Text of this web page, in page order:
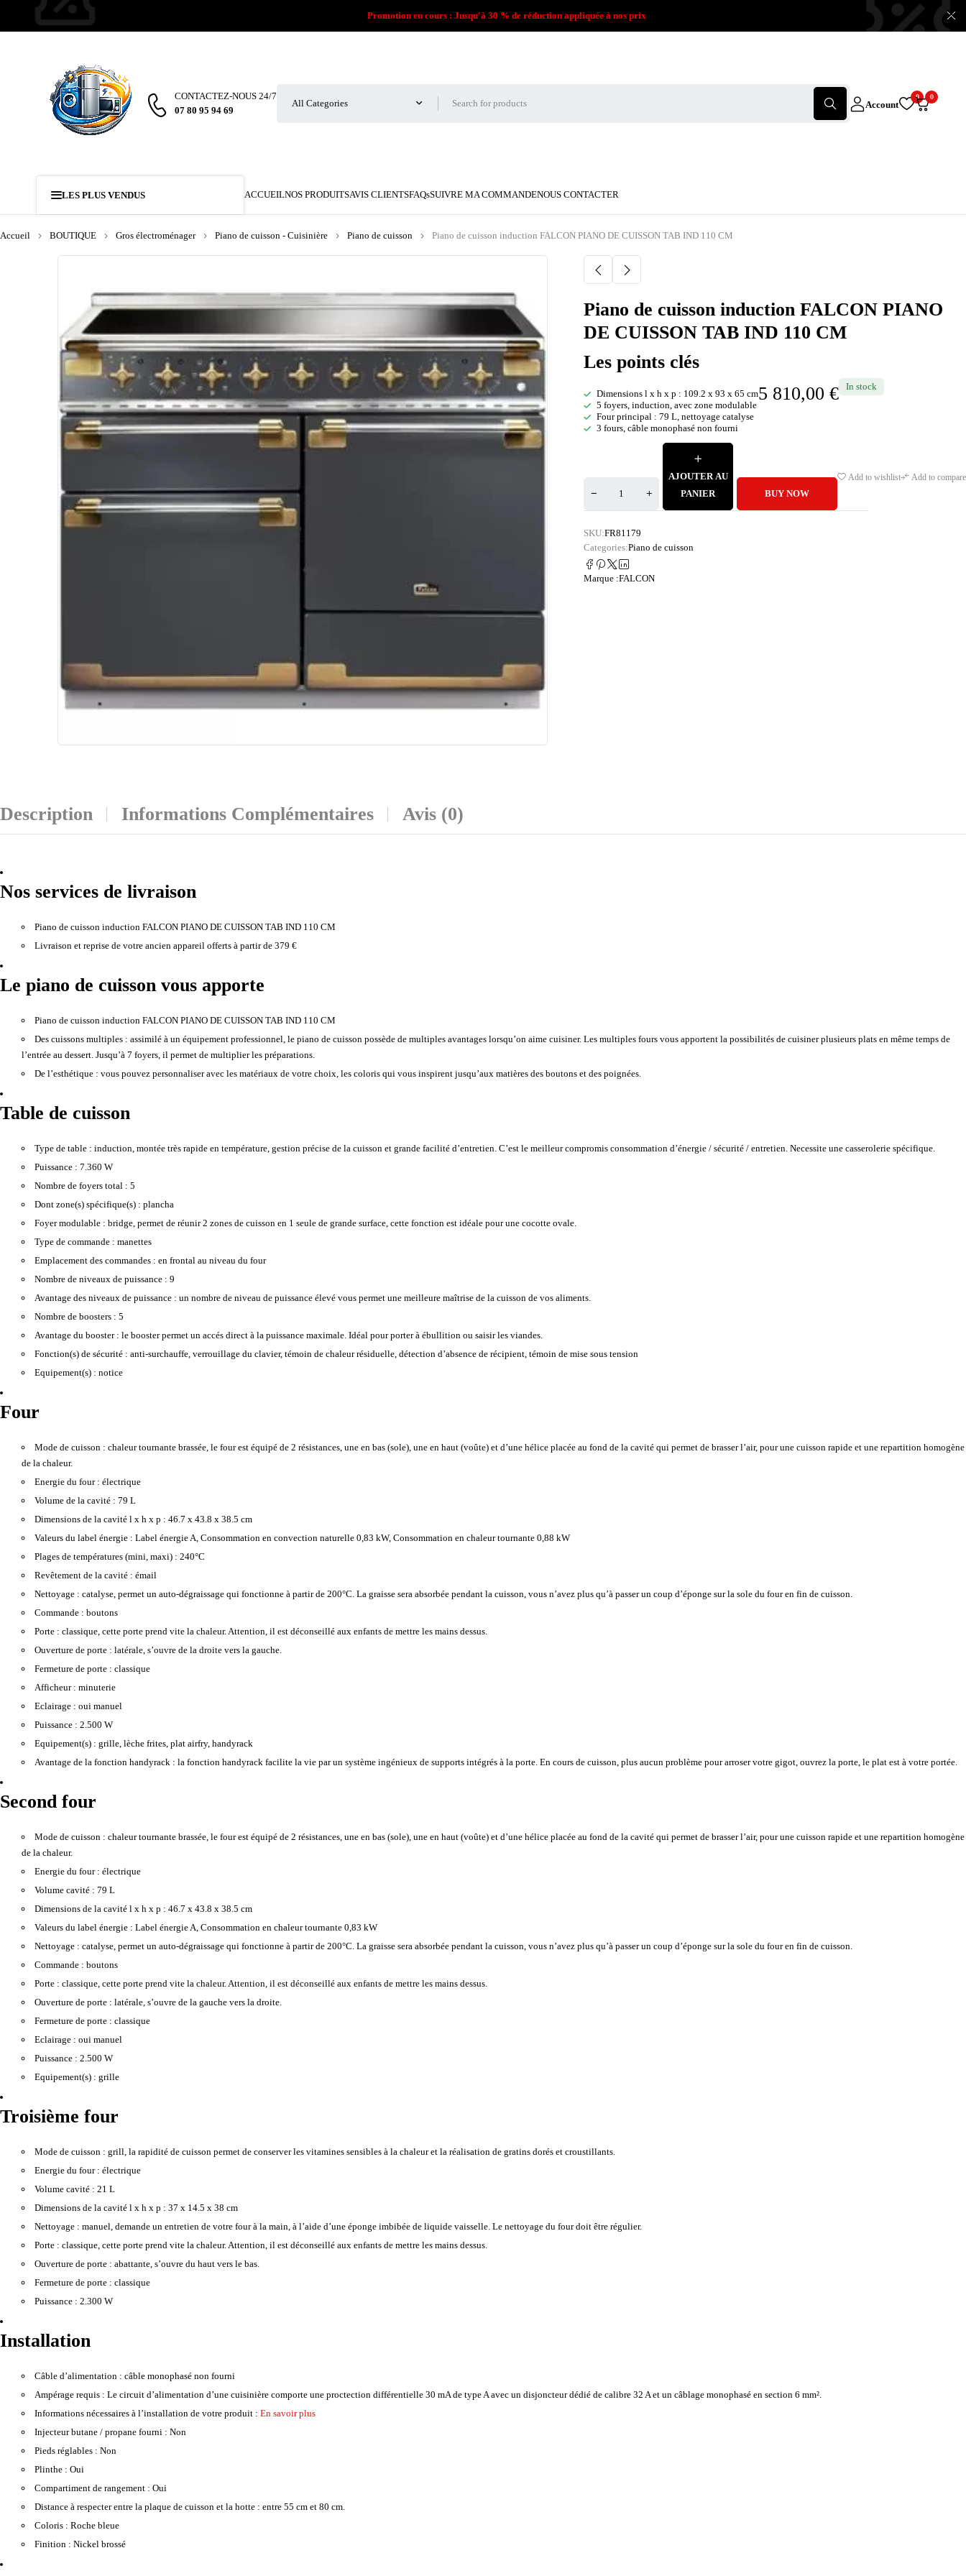
Promotion en cours : Jusqu'à 30 % de réduction appliquée à nos prix
CONTACTEZ-NOUS 24/7
07 80 95 94 69
Account
0 0
LES PLUS VENDUS ACCUEILNOS PRODUITSAVIS CLIENTSFAQsSUIVRE MA COMMANDENOUS CONTACTER
Accueil BOUTIQUE Gros électroménager Piano de cuisson - Cuisinière Piano de cuisson Piano de cuisson induction FALCON PIANO DE CUISSON TAB IND 110 CM
Piano de cuisson induction FALCON PIANO
DE CUISSON TAB IND 110 CM
Les points clés
Dimensions l x h x p : 109.2 x 93 x 65 cm
5 foyers, induction, avec zone modulable
Four principal : 79 L, nettoyage catalyse
3 fours, câble monophasé non fourni
5 810,00 € In stock
AJOUTER AU
PANIER
BUY NOW
Add to wishlist Add to compare
SKU:FR81179
Categories:Piano de cuisson
Marque :FALCON
Description Informations Complémentaires Avis (0)
Nos services de livraison
Piano de cuisson induction FALCON PIANO DE CUISSON TAB IND 110 CM
Livraison et reprise de votre ancien appareil offerts à partir de 379 €
Le piano de cuisson vous apporte
Piano de cuisson induction FALCON PIANO DE CUISSON TAB IND 110 CM
Des cuissons multiples : assimilé à un équipement professionnel, le piano de cuisson possède de multiples avantages lorsqu’on aime cuisiner. Les multiples fours vous apportent la possibilités de cuisiner plusieurs plats en même temps de
l’entrée au dessert. Jusqu’à 7 foyers, il permet de multiplier les préparations.
De l’esthétique : vous pouvez personnaliser avec les matériaux de votre choix, les coloris qui vous inspirent jusqu’aux matières des boutons et des poignées.
Table de cuisson
Type de table : induction, montée très rapide en température, gestion précise de la cuisson et grande facilité d’entretien. C’est le meilleur compromis consommation d’énergie / sécurité / entretien. Necessite une casserolerie spécifique.
Puissance : 7.360 W
Nombre de foyers total : 5
Dont zone(s) spécifique(s) : plancha
Foyer modulable : bridge, permet de réunir 2 zones de cuisson en 1 seule de grande surface, cette fonction est idéale pour une cocotte ovale.
Type de commande : manettes
Emplacement des commandes : en frontal au niveau du four
Nombre de niveaux de puissance : 9
Avantage des niveaux de puissance : un nombre de niveau de puissance élevé vous permet une meilleure maîtrise de la cuisson de vos aliments.
Nombre de boosters : 5
Avantage du booster : le booster permet un accés direct à la puissance maximale. Idéal pour porter à ébullition ou saisir les viandes.
Fonction(s) de sécurité : anti-surchauffe, verrouillage du clavier, témoin de chaleur résiduelle, détection d’absence de récipient, témoin de mise sous tension
Equipement(s) : notice
Four
Mode de cuisson : chaleur tournante brassée, le four est équipé de 2 résistances, une en bas (sole), une en haut (voûte) et d’une hélice placée au fond de la cavité qui permet de brasser l’air, pour une cuisson rapide et une repartition homogène
de la chaleur.
Energie du four : électrique
Volume de la cavité : 79 L
Dimensions de la cavité l x h x p : 46.7 x 43.8 x 38.5 cm
Valeurs du label énergie : Label énergie A, Consommation en convection naturelle 0,83 kW, Consommation en chaleur tournante 0,88 kW
Plages de températures (mini, maxi) : 240°C
Revêtement de la cavité : émail
Nettoyage : catalyse, permet un auto-dégraissage qui fonctionne à partir de 200°C. La graisse sera absorbée pendant la cuisson, vous n’avez plus qu’à passer un coup d’éponge sur la sole du four en fin de cuisson.
Commande : boutons
Porte : classique, cette porte prend vite la chaleur. Attention, il est déconseillé aux enfants de mettre les mains dessus.
Ouverture de porte : latérale, s’ouvre de la droite vers la gauche.
Fermeture de porte : classique
Afficheur : minuterie
Eclairage : oui manuel
Puissance : 2.500 W
Equipement(s) : grille, lèche frites, plat airfry, handyrack
Avantage de la fonction handyrack : la fonction handyrack facilite la vie par un système ingénieux de supports intégrés à la porte. En cours de cuisson, plus aucun problème pour arroser votre gigot, ouvrez la porte, le plat est à votre portée.
Second four
Mode de cuisson : chaleur tournante brassée, le four est équipé de 2 résistances, une en bas (sole), une en haut (voûte) et d’une hélice placée au fond de la cavité qui permet de brasser l’air, pour une cuisson rapide et une repartition homogène
de la chaleur.
Energie du four : électrique
Volume cavité : 79 L
Dimensions de la cavité l x h x p : 46.7 x 43.8 x 38.5 cm
Valeurs du label énergie : Label énergie A, Consommation en chaleur tournante 0,83 kW
Nettoyage : catalyse, permet un auto-dégraissage qui fonctionne à partir de 200°C. La graisse sera absorbée pendant la cuisson, vous n’avez plus qu’à passer un coup d’éponge sur la sole du four en fin de cuisson.
Commande : boutons
Porte : classique, cette porte prend vite la chaleur. Attention, il est déconseillé aux enfants de mettre les mains dessus.
Ouverture de porte : latérale, s’ouvre de la gauche vers la droite.
Fermeture de porte : classique
Eclairage : oui manuel
Puissance : 2.500 W
Equipement(s) : grille
Troisième four
Mode de cuisson : grill, la rapidité de cuisson permet de conserver les vitamines sensibles à la chaleur et la réalisation de gratins dorés et croustillants.
Energie du four : électrique
Volume cavité : 21 L
Dimensions de la cavité l x h x p : 37 x 14.5 x 38 cm
Nettoyage : manuel, demande un entretien de votre four à la main, à l’aide d’une éponge imbibée de liquide vaisselle. Le nettoyage du four doit être régulier.
Porte : classique, cette porte prend vite la chaleur. Attention, il est déconseillé aux enfants de mettre les mains dessus.
Ouverture de porte : abattante, s’ouvre du haut vers le bas.
Fermeture de porte : classique
Puissance : 2.300 W
Installation
Câble d’alimentation : câble monophasé non fourni
Ampérage requis : Le circuit d’alimentation d’une cuisinière comporte une proctection différentielle 30 mA de type A avec un disjoncteur dédié de calibre 32 A et un câblage monophasé en section 6 mm².
Informations nécessaires à l’installation de votre produit : En savoir plus
Injecteur butane / propane fourni : Non
Pieds réglables : Non
Plinthe : Oui
Compartiment de rangement : Oui
Distance à respecter entre la plaque de cuisson et la hotte : entre 55 cm et 80 cm.
Coloris : Roche bleue
Finition : Nickel brossé